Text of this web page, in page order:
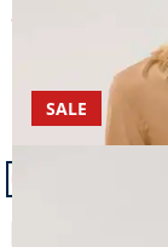
ab (-
Artikel 24 von 24.
SALE
Easy Care